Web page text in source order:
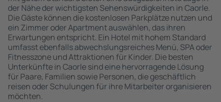
der Nähe der wichtigsten Sehenswürdigkeiten in Caorle.
Die Gäste können die kostenlosen Parkplätze nutzen und
ein Zimmer oder Apartment auswählen, das ihren
Erwartungen entspricht. Ein Hotel mit hohem Standard
umfasst ebenfalls abwechslungsreiches Menü, SPA oder
Fitnesszone und Attraktionen für Kinder. Die besten
Unterkünfte in Caorle sind eine hervorragende Lösung
für Paare, Familien sowie Personen, die geschäftlich
reisen oder Schulungen für ihre Mitarbeiter organisieren
möchten.